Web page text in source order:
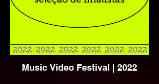
Music Video Festival | 2022